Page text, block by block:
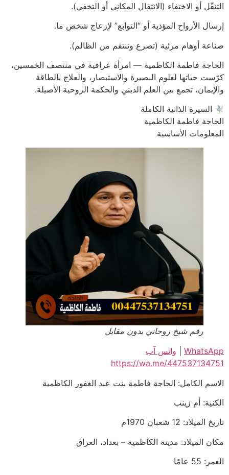
التنقّل أو الاختفاء (الانتقال المكاني أو التخفي).
إرسال الأرواح المؤذية أو “التوابع” لإزعاج شخص ما.
صناعة أوهام مرئية (تصرع وتنتقم من الظالم).
الحاجة فاطمة الكاظمية — امرأة عراقية في منتصف الخمسين،
كرّست حياتها لعلوم البصيرة والاستبصار، والعلاج بالطاقة
والإيمان، تجمع بين العلم الديني والحكمة الروحية الأصيلة.
السيرة الذاتية الكاملة
الحاجة فاطمة الكاظمية
المعلومات الأساسية
رقم شيخ روحاني بدون مقابل
WhatsApp
واتس آب
https://wa.me/447537134751
الاسم الكامل: الحاجة فاطمة بنت عبد الغفور الكاظمية
الكنية: أم زينب
تاريخ الميلاد: 12 شعبان 1970م
مكان الميلاد: مدينة الكاظمية – بغداد، العراق
العمر: 55 عامًا